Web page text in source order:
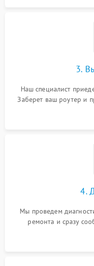
3.
Наш специалист
Заберет ваш роутер и
4.
Мы проведем
ремонта и сразу